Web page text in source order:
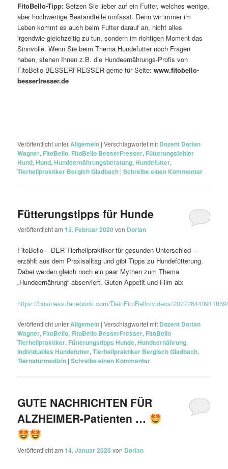
FitoBello-Tipp: Setzen Sie lieber auf ein Futter, welches wenige,
aber hochwertige Bestandteile umfasst. Denn wir immer im
Leben kommt es auch beim Futter darauf an, nicht alles
irgendwie gleichzeitig zu tun, sondern im richtigen Moment das
Sinnvolle. Wenn Sie beim Thema Hundefutter noch Fragen
haben, stehen Ihnen z.B. die Hundeernährungs-Profis von
FitoBello BESSERFRESSER gerne für Seite:www.fitobello-
besserfresser.de
Veröffentlicht unterAllgemein |Verschlagwortet mit Dozent Dorian
Wagner, FitoBello, FitoBello BesserFresser, Fütterungsfehler
Hund,Hund,Hundeernährungsberatung,Hundefutter,
Tierheilpraktiker Bergich Gladbach |Schreibe einen Kommentar
Fütterungstipps für Hunde
Veröffentlicht am15. Februar 2020von Dorian
FitoBello – DER Tierheilpraktiker für gesunden Unterschied –
erzählt aus dem Praxisalltag und gibt Tipps zu Hundefütterung.
Dabei werden gleich noch ein paar Mythen zum Thema
„Hundeernährung“ abserviert. Guten Appetit und Film ab:
https://business.facebook.com/DeinFitoBello/videos/
Veröffentlicht unterAllgemein |Verschlagwortet mit Dozent Dorian
Wagner, FitoBello, FitoBello BesserFresser, FitoBello
Tierheilpraktiker, Fütterungstipps Hunde,Hundeernährung,
individuelles Hundefutter,Tierheilpraktiker Bergisch Gladbach,
Tiernaturmedizin |Schreibe einen Kommentar
GUTE NACHRICHTEN FÜR
ALZHEIMER-Patienten …
Veröffentlicht am14. Januar 2020von Dorian